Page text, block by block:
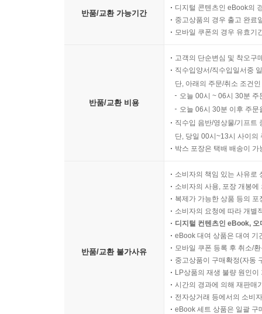
반품/교환 가능기간
디지털 콘텐츠인 eBook의
중고상품의 경우 출고 완료
모바일 쿠폰의 경우 유효기
반품/교환 비용
고객의 단순변심 및 착오구
직수입양서/직수입일서중
단, 아래의 주문/취소 조건
오늘 00시 ~ 06시 30분
오늘 06시 30분 이후 주
직수입 음반/영상물/기프트
단, 당일 00시~13시 사이의
박스 포장은 택배 배송이
반품/교환 불가사유
소비자의 책임 있는 사유로
소비자의 사용, 포장 개봉
복제가 가능한 상품 등의
소비자의 요청에 따라 개별
디지털 컨텐츠인 eBook,
eBook 대여 상품은 대여 기
모바일 쿠폰 등록 후 취소/
중고상품이 구매확정(자동
LP상품의 재생 불량 원인
시간의 경과에 의해 재판매
전자상거래 등에서의 소비
eBook 세트 상품은 일괄 구